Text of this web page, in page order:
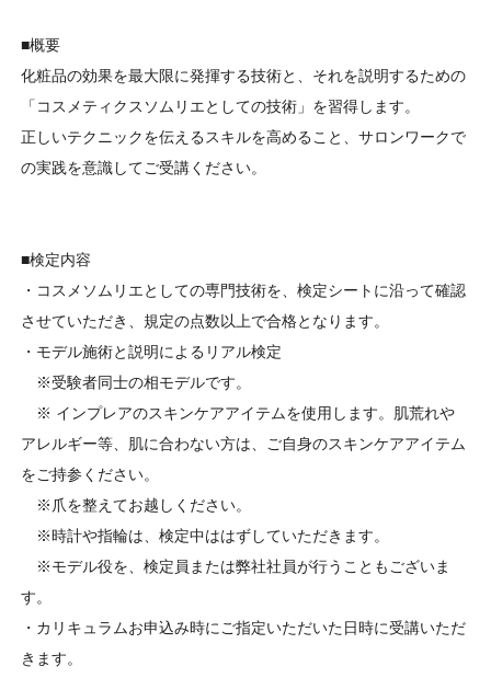
■概要
化粧品の効果を最大限に発揮する技術と、それを説明するための
「コスメティクスソムリエとしての技術」を習得します。
正しいテクニックを伝えるスキルを高めること、サロンワークで
の実践を意識してご受講ください。
■検定内容
・コスメソムリエとしての専門技術を、検定シートに沿って確認
させていただき、規定の点数以上で合格となります。
・モデル施術と説明によるリアル検定
※受験者同士の相モデルです。
※ インプレアのスキンケアアイテムを使用します。肌荒れや
アレルギー等、肌に合わない方は、ご自身のスキンケアアイテム
をご持参ください。
※爪を整えてお越しください。
※時計や指輪は、検定中ははずしていただきます。
※モデル役を、検定員または弊社社員が行うこともございま
す。
・カリキュラムお申込み時にご指定いただいた日時に受講いただ
きます。